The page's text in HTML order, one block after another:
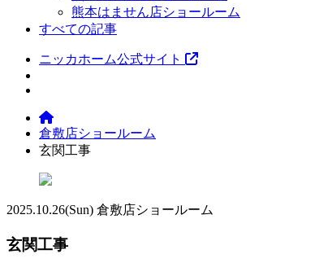
熊本はません店ショールーム
すべての記事
ニッカホーム公式サイト
倉敷店ショールーム
玄関工事
2025.10.26(Sun) 倉敷店ショールーム
玄関工事